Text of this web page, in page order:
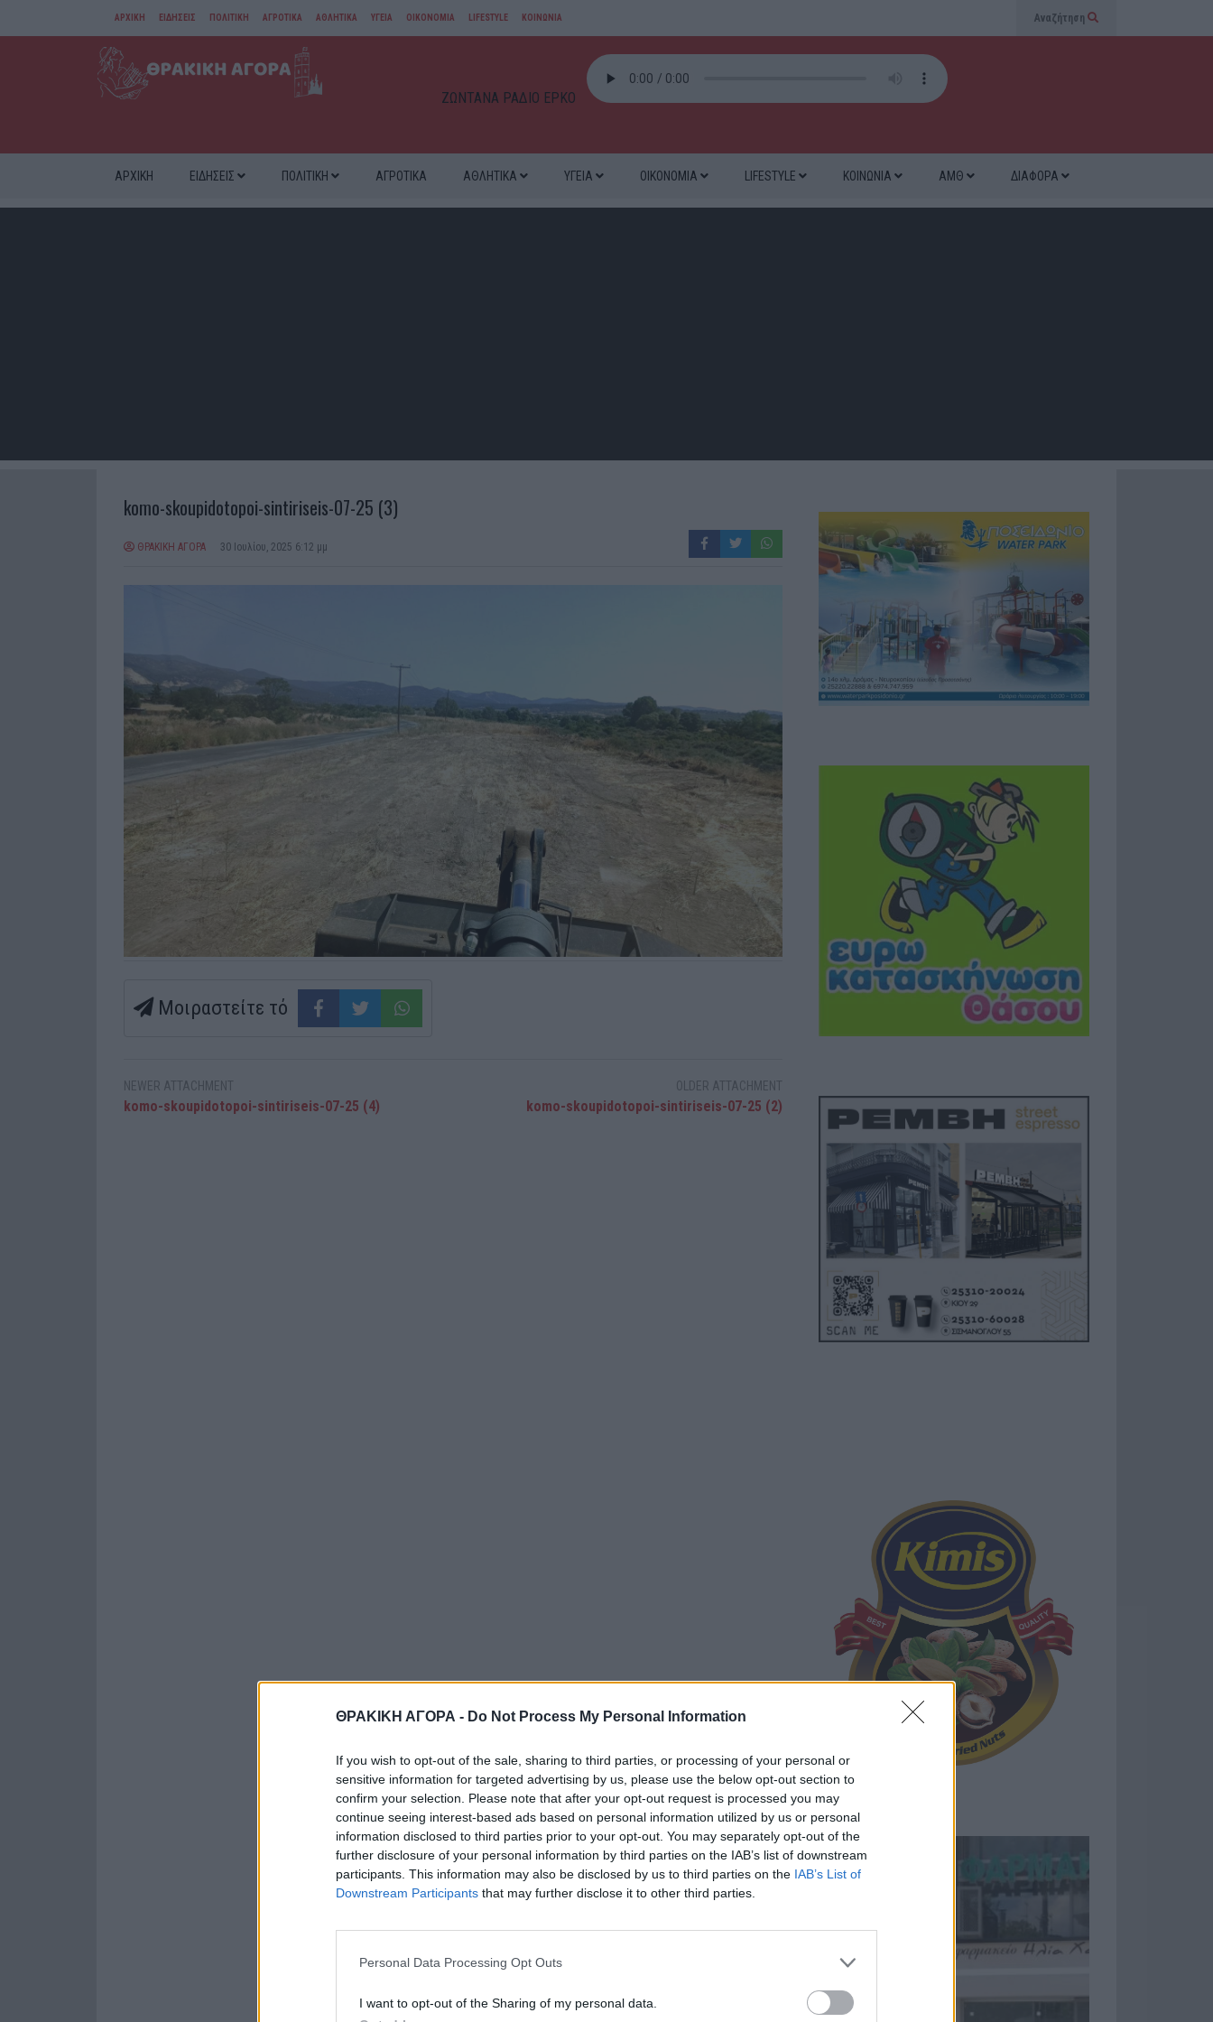
ΘΡΑΚΙΚΗ ΑΓΟΡΑ - Do Not Process My Personal Information
If you wish to opt-out of the sale, sharing to third parties, or processing of your personal or
sensitive information for targeted advertising by us, please use the below opt-out section to
confirm your selection. Please note that after your opt-out request is processed you may
continue seeing interest-based ads based on personal information utilized by us or personal
information disclosed to third parties prior to your opt-out. You may separately opt-out of the
further disclosure of your personal information by third parties on the IAB’s list of downstream
participants. This information may also be disclosed by us to third parties on the IAB’s List of
Downstream Participants that may further disclose it to other third parties.
Personal Data Processing Opt Outs
I want to opt-out of the Sharing of my personal data.
ΑΡΧΙΚΗ ΕΙΔΗΣΕΙΣ ΠΟΛΙΤΙΚΗ ΑΓΡΟΤΙΚΑ ΑΘΛΗΤΙΚΑ ΥΓΕΙΑ ΟΙΚΟΝΟΜΙΑ LIFESTYLE ΚΟΙΝΩΝΙΑ
ΑΜΘ
Αναζήτηση
ΖΩΝΤΑΝΑ ΡΑΔΙΟ ΕΡΚΟ
ΑΡΧΙΚΗ ΕΙΔΗΣΕΙΣ ΠΟΛΙΤΙΚΗ ΑΓΡΟΤΙΚΑ ΑΘΛΗΤΙΚΑ ΥΓΕΙΑ ΟΙΚΟΝΟΜΙΑ LIFESTYLE ΚΟΙΝΩΝΙΑ ΑΜΘ ΔΙΑΦΟΡΑ
komo-skoupidotopoi-sintiriseis-07-25 (3)
ΘΡΑΚΙΚΗ ΑΓΟΡΑ 30 Ιουλίου, 2025 6:12 μμ
Μοιραστείτε τό
NEWER ATTACHMENT
komo-skoupidotopoi-sintiriseis-07-25 (4)
OLDER ATTACHMENT
komo-skoupidotopoi-sintiriseis-07-25 (2)